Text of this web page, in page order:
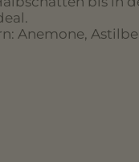
Anemone,